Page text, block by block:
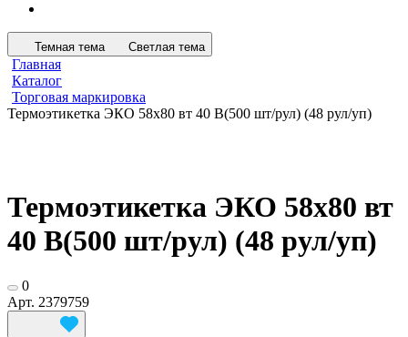
Темная тема Светлая тема
Главная
Каталог
Торговая маркировка
Термоэтикетка ЭКО 58х80 вт 40 В(500 шт/рул) (48 рул/уп)
Термоэтикетка ЭКО 58х80 вт
40 В(500 шт/рул) (48 рул/уп)
0
Арт. 2379759